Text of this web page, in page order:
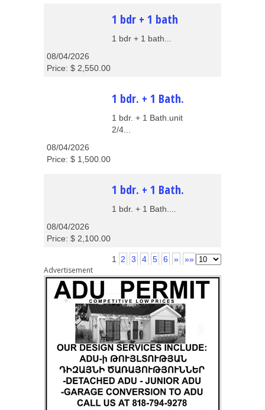
1 bdr + 1 bath
1 bdr + 1 bath...
08/04/2026
Price: $ 2,550.00
1 bdr. + 1 Bath.
1 bdr. + 1 Bath.unit
2/4...
08/04/2026
Price: $ 1,500.00
1 bdr. + 1 Bath.
1 bdr. + 1 Bath....
08/04/2026
Price: $ 2,100.00
1 2 3 4 5 6 » »»
Advertisement